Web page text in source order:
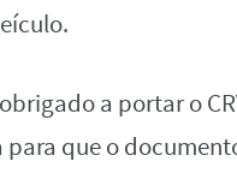
a portar o
que o